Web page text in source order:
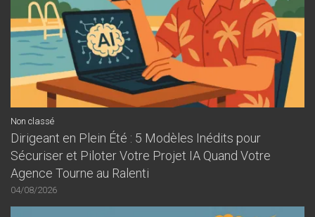
Non classé
Dirigeant en Plein Été : 5 Modèles Inédits pour
Sécuriser et Piloter Votre Projet IA Quand Votre
Agence Tourne au Ralenti
04/08/2026